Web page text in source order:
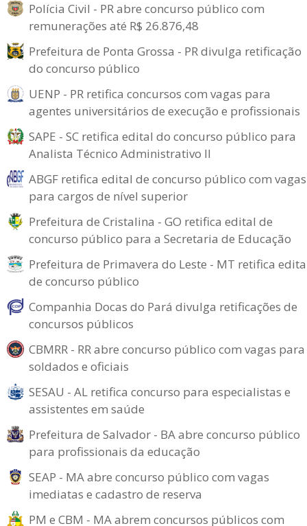
Polícia Civil - PR abre concurso público com
remunerações até R$ 26.876,48
Prefeitura de Ponta Grossa - PR divulga retificação
do concurso público
UENP - PR retifica concursos com vagas para
agentes universitários de execução e profissionais
SAPE - SC retifica edital do concurso público para
Analista Técnico Administrativo II
ABGF retifica edital de concurso público com vagas
para cargos de nível superior
Prefeitura de Cristalina - GO retifica edital de
concurso público para a Secretaria de Educação
Prefeitura de Primavera do Leste - MT retifica
de concurso público
Companhia Docas do Pará divulga retificações de
concursos públicos
CBMRR - RR abre concurso público com vagas para
soldados e oficiais
SESAU - AL retifica concurso para especialistas e
assistentes em saúde
Prefeitura de Salvador - BA abre concurso público
para profissionais da educação
SEAP - MA abre concurso público com vagas
imediatas e cadastro de reserva
PM e CBM - MA abrem concursos públicos com